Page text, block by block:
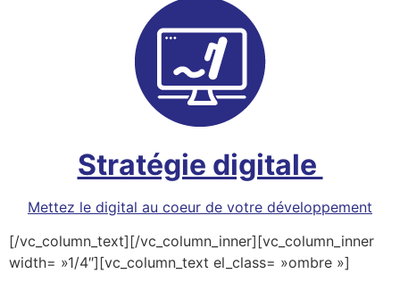
Stratégie digitale
Mettez le digital au coeur de votre développement
[/vc_column_text][/vc_column_inner][vc_column_inner
width= »1/4″][vc_column_text el_class= »ombre »]